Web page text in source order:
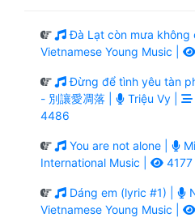
Đà Lạt còn mưa không
Vietnamese Young Music |
Đừng để tình yêu tàn
- 別讓愛凋落 |
Triệu Vy |
4486
You are not alone |
International Music |
4177
Dáng em (lyric #1) |
Vietnamese Young Music |